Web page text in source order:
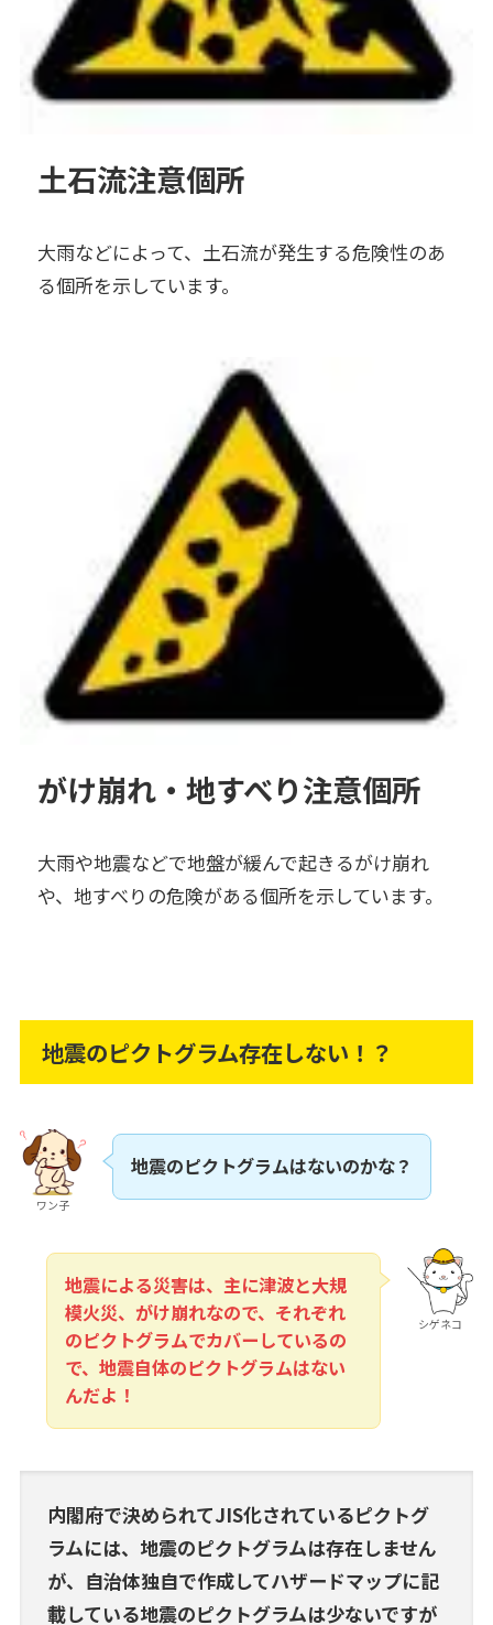
土石流注意個所
大雨などによって、土石流が発生する危険性のあ
る個所を示しています。
がけ崩れ・地すべり注意個所
大雨や地震などで地盤が緩んで起きるがけ崩れ
や、地すべりの危険がある個所を示しています。
地震のピクトグラム存在しない！？
ワン子
地震のピクトグラムはないのかな？
シゲネコ
地震による災害は、主に津波と大規
模火災、がけ崩れなので、それぞれ
のピクトグラムでカバーしているの
で、地震自体のピクトグラムはない
んだよ！
内閣府で決められてJIS化されているピクトグ
ラムには、地震のピクトグラムは存在しません
が、自治体独自で作成してハザードマップに記
載している地震のピクトグラムは少ないですが